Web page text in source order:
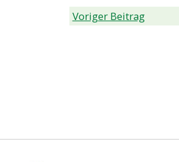
Voriger Beitrag